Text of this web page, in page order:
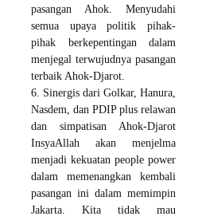
pasangan Ahok. Menyudahi
semua upaya politik pihak-
pihak berkepentingan dalam
menjegal terwujudnya pasangan
terbaik Ahok-Djarot.
6. Sinergis dari Golkar, Hanura,
Nasdem, dan PDIP plus relawan
dan simpatisan Ahok-Djarot
InsyaAllah akan menjelma
menjadi kekuatan people power
dalam memenangkan kembali
pasangan ini dalam memimpin
Jakarta. Kita tidak mau